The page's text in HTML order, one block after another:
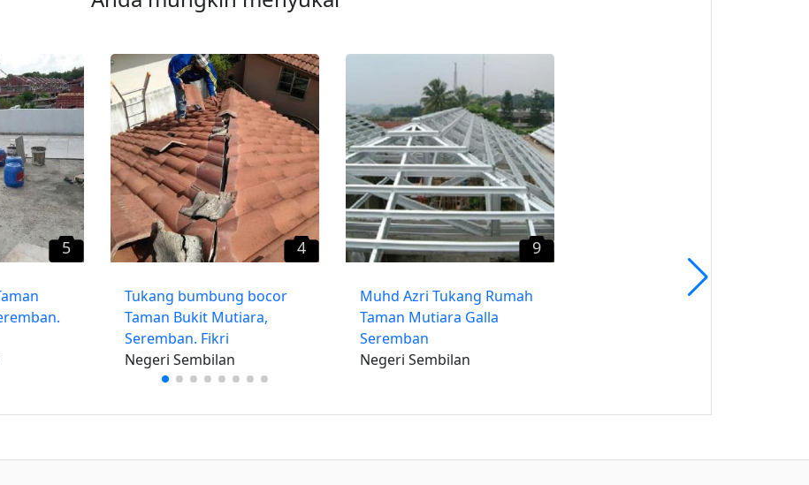
5 4
Tukang bumbung bocor
Taman Bukit Mutiara,
Seremban. Fikri
Negeri Sembilan
9
Muhd Azri Tukang Rumah
Taman Mutiara Galla
Seremban
Negeri Sembilan